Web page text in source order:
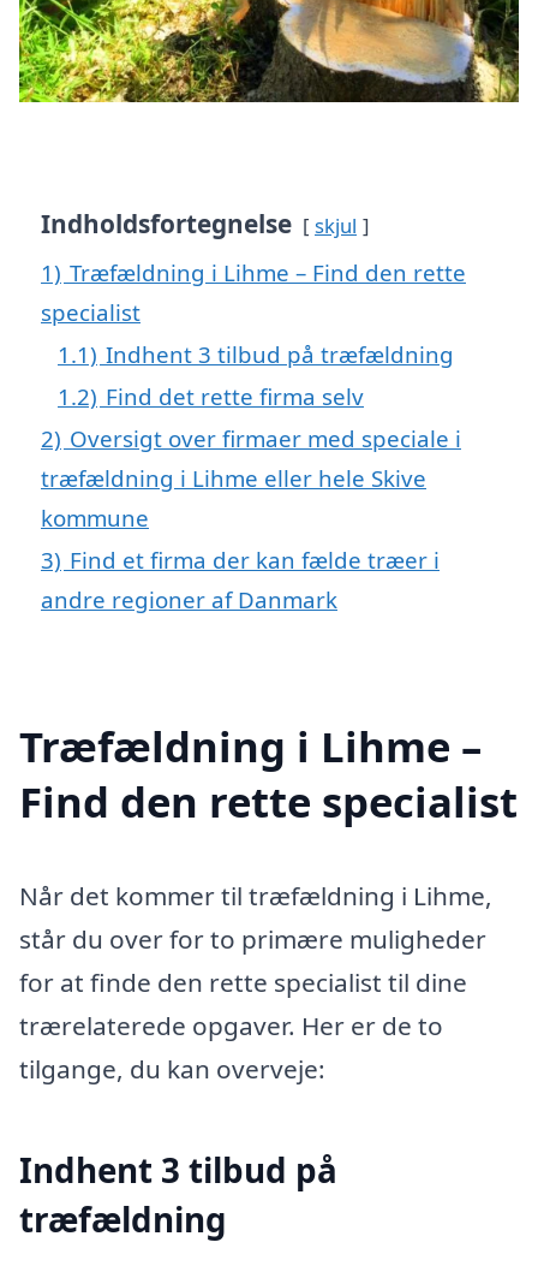
Indholdsfortegnelse skjul
1) Træfældning i Lihme – Find den rette
specialist
1.1) Indhent 3 tilbud på træfældning
1.2) Find det rette firma selv
2) Oversigt over firmaer med speciale i
træfældning i Lihme eller hele Skive
kommune
3) Find et firma der kan fælde træer i
andre regioner af Danmark
Træfældning i Lihme –
Find den rette specialist
Når det kommer til træfældning i Lihme,
står du over for to primære muligheder
for at finde den rette specialist til dine
trærelaterede opgaver. Her er de to
tilgange, du kan overveje:
Indhent 3 tilbud på
træfældning